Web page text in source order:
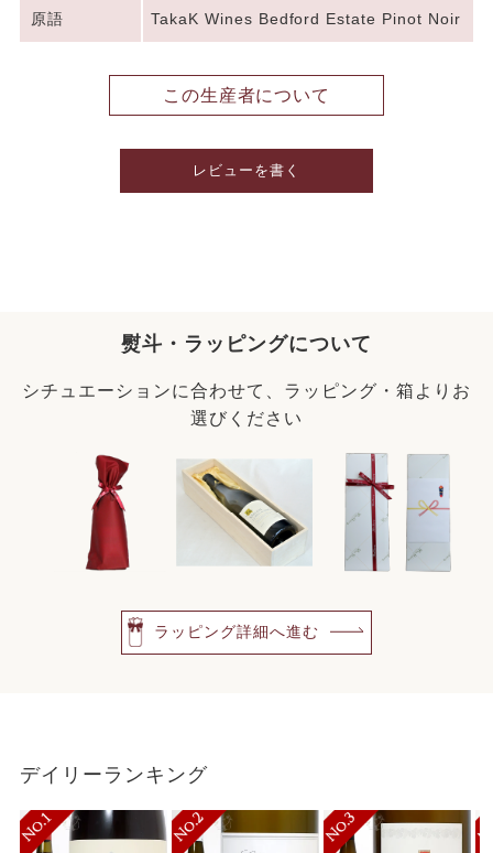
原語 TakaK Wines Bedford Estate Pinot Noir
この生産者について
レビューを書く
熨斗・ラッピングについて
シチュエーションに合わせて、ラッピング・箱よりお
選びください
ラッピング詳細へ進む
デイリーランキング